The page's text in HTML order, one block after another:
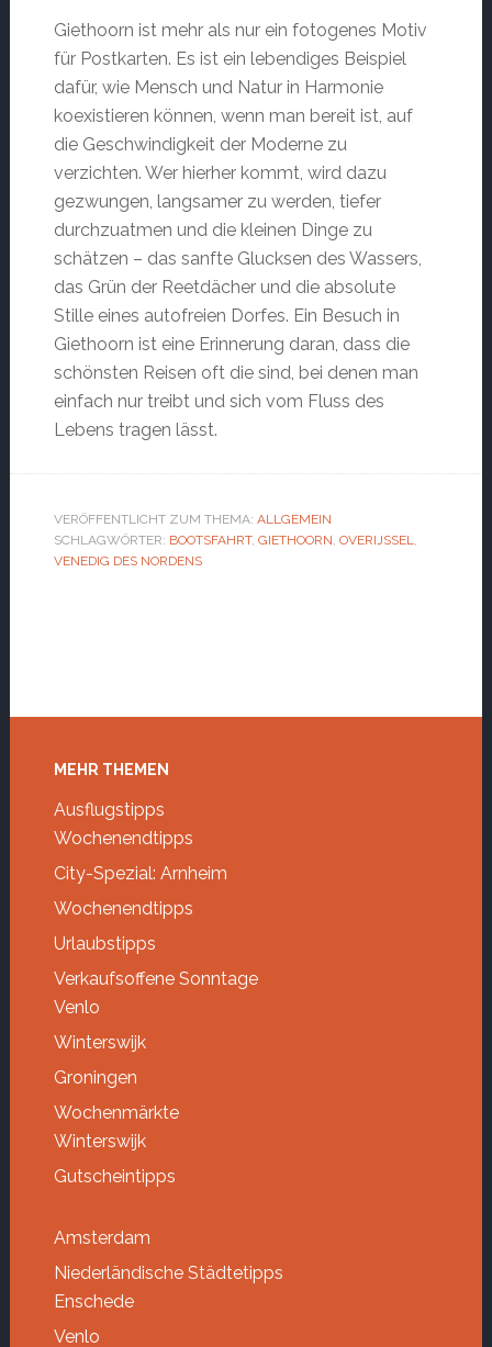
Giethoorn ist mehr als nur ein fotogenes Motiv
für Postkarten. Es ist ein lebendiges Beispiel
dafür, wie Mensch und Natur in Harmonie
koexistieren können, wenn man bereit ist, auf
die Geschwindigkeit der Moderne zu
verzichten. Wer hierher kommt, wird dazu
gezwungen, langsamer zu werden, tiefer
durchzuatmen und die kleinen Dinge zu
schätzen – das sanfte Glucksen des Wassers,
das Grün der Reetdächer und die absolute
Stille eines autofreien Dorfes. Ein Besuch in
Giethoorn ist eine Erinnerung daran, dass die
schönsten Reisen oft die sind, bei denen man
einfach nur treibt und sich vom Fluss des
Lebens tragen lässt.
VERÖFFENTLICHT ZUM THEMA: ALLGEMEIN
SCHLAGWÖRTER: BOOTSFAHRT, GIETHOORN, OVERIJSSEL,
VENEDIG DES NORDENS
Footer
MEHR THEMEN
Ausflugstipps
Wochenendtipps
City-Spezial: Arnheim
Wochenendtipps
Urlaubstipps
Verkaufsoffene Sonntage
Venlo
Winterswijk
Groningen
Wochenmärkte
Winterswijk
Gutscheintipps
Amsterdam
Niederländische Städtetipps
Enschede
Venlo